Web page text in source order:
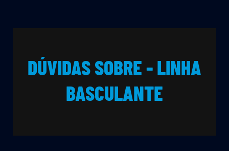
DÚVIDAS SOBRE - LINHA
BASCULANTE